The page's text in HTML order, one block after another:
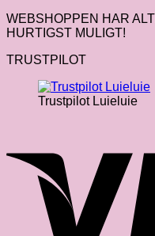
WEBSHOPPEN HAR
HURTIGST MULIGT!
TRUSTPILOT
Trustpilot Luieluie